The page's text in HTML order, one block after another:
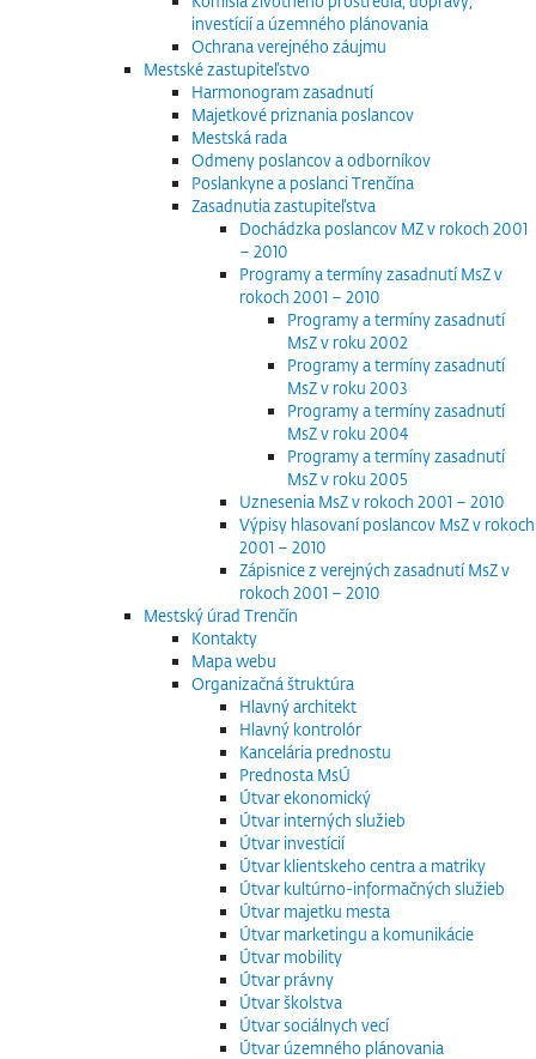
investícií a územného plánovania
Ochrana verejného záujmu
Mestské zastupiteľstvo
Harmonogram zasadnutí
Majetkové priznania poslancov
Mestská rada
Odmeny poslancov a odborníkov
Poslankyne a poslanci Trenčína
Zasadnutia zastupiteľstva
Dochádzka poslancov MZ v rokoch 2001
– 2010
Programy a termíny zasadnutí MsZ v
rokoch 2001 – 2010
Programy a termíny zasadnutí
MsZ v roku 2002
Programy a termíny zasadnutí
MsZ v roku 2003
Programy a termíny zasadnutí
MsZ v roku 2004
Programy a termíny zasadnutí
MsZ v roku 2005
Uznesenia MsZ v rokoch 2001 – 2010
Výpisy hlasovaní poslancov MsZ v rokoch
2001 – 2010
Zápisnice z verejných zasadnutí MsZ v
rokoch 2001 – 2010
Mestský úrad Trenčín
Kontakty
Mapa webu
Organizačná štruktúra
Hlavný architekt
Hlavný kontrolór
Kancelária prednostu
Prednosta MsÚ
Útvar ekonomický
Útvar interných služieb
Útvar investícií
Útvar klientskeho centra a matriky
Útvar kultúrno-informačných služieb
Útvar majetku mesta
Útvar marketingu a komunikácie
Útvar mobility
Útvar právny
Útvar školstva
Útvar sociálnych vecí
Útvar územného plánovania